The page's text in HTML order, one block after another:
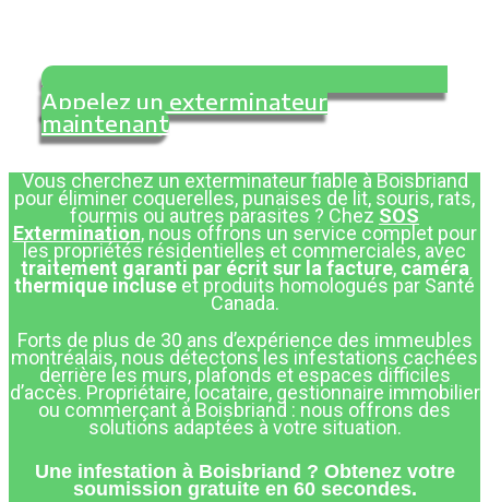
Appelez un exterminateur
maintenant
Vous cherchez un exterminateur fiable à Boisbriand
pour éliminer coquerelles, punaises de lit, souris, rats,
fourmis ou autres parasites ? Chez SOS
Extermination, nous offrons un service complet pour
les propriétés résidentielles et commerciales, avec
traitement garanti par écrit sur la facture, caméra
thermique incluse et produits homologués par Santé
Canada.
Forts de plus de 30 ans d’expérience des immeubles
montréalais, nous détectons les infestations cachées
derrière les murs, plafonds et espaces difficiles
d’accès. Propriétaire, locataire, gestionnaire immobilier
ou commerçant à Boisbriand : nous offrons des
solutions adaptées à votre situation.
Une infestation à Boisbriand ? Obtenez votre
soumission gratuite en 60 secondes.